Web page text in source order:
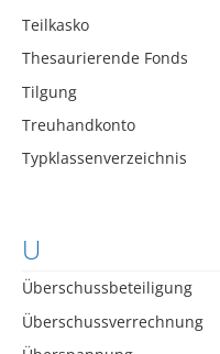
Teilkasko
Thesaurierende Fonds
Tilgung
Treuhandkonto
Typklassenverzeichnis
U
Überschussbeteiligung
Überschussverrechnung